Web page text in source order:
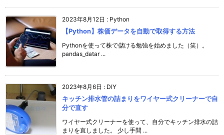
2023年8月12日 : Python
【Python】株価データを自動で取得する方法
Pythonを使って株で儲ける勉強を始めました（笑）。
pandas_datar ...
2023年8月6日 : DIY
キッチン排水管の詰まりをワイヤー式クリーナーで自
分で直す
ワイヤー式クリーナーを使って、自分でキッチン排水の詰
まりを直しました。 少し手間 ...